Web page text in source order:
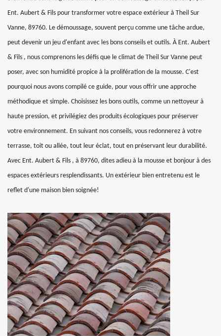
Ent. Aubert & Fils pour transformer votre espace extérieur à Theil Sur
Vanne, 89760. Le démoussage, souvent perçu comme une tâche ardue,
peut devenir un jeu d'enfant avec les bons conseils et outils. À Ent. Aubert
& Fils , nous comprenons les défis que le climat de Theil Sur Vanne peut
poser, avec son humidité propice à la prolifération de la mousse. C'est
pourquoi nous avons compilé ce guide, pour vous offrir une approche
méthodique et simple. Choisissez les bons outils, comme un nettoyeur à
haute pression, et privilégiez des produits écologiques pour préserver
votre environnement. En suivant nos conseils, vous redonnerez à votre
terrasse, toit ou allée, tout leur éclat, tout en préservant leur durabilité.
Avec Ent. Aubert & Fils , à 89760, dites adieu à la mousse et bonjour à des
espaces extérieurs resplendissants. Un extérieur bien entretenu est le
reflet d'une maison bien soignée!